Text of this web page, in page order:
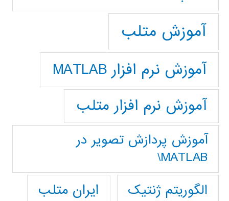
آموزش متلب
آموزش نرم افزار MATLAB
آموزش نرم افزار متلب
آموزش پردازش تصوير در
MATLAB\
الگوریتم ژنتیک
ایران متلب